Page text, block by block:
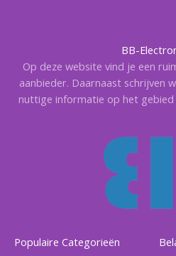
BB-
Op deze website vind je een
aanbieder. Daarnaast schrijven
nuttige informatie op het
Populaire Categorieën